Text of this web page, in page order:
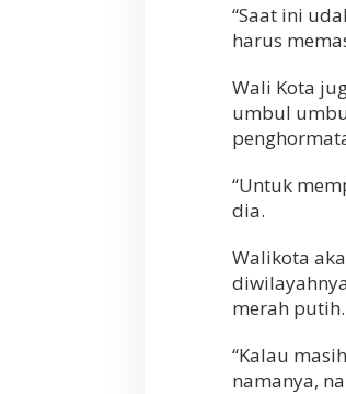
“Saat ini
harus
Wali Kota
umbul
“Untuk
dia.
Walikota
merah putih.
“Kalau
namanya,